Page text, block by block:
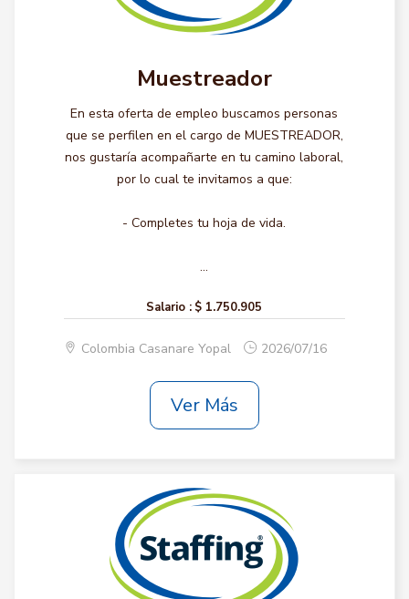
Muestreador
En esta oferta de empleo buscamos personas
que se perfilen en el cargo de MUESTREADOR,
nos gustaría acompañarte en tu camino laboral,
por lo cual te invitamos a que:
- Completes tu hoja de vida.
...
Salario : $ 1.750.905
Colombia Casanare Yopal 2026/07/16
Ver Más